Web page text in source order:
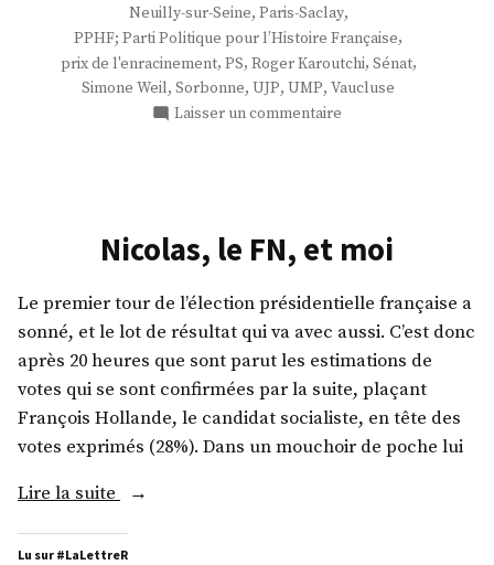
Neuilly-sur-Seine, Paris-Saclay,
PPHF; Parti Politique pour l’Histoire Française,
prix de l'enracinement, PS, Roger Karoutchi, Sénat,
Simone Weil, Sorbonne, UJP, UMP, Vaucluse
Laisser un commentaire
Nicolas, le FN, et moi
Le premier tour de l’élection présidentielle française a
sonné, et le lot de résultat qui va avec aussi. C’est donc
après 20 heures que sont parut les estimations de
votes qui se sont confirmées par la suite, plaçant
François Hollande, le candidat socialiste, en tête des
votes exprimés (28%). Dans un mouchoir de poche lui
Lire la suite « Nicolas,
FN,
Lu sur #LaLettreR